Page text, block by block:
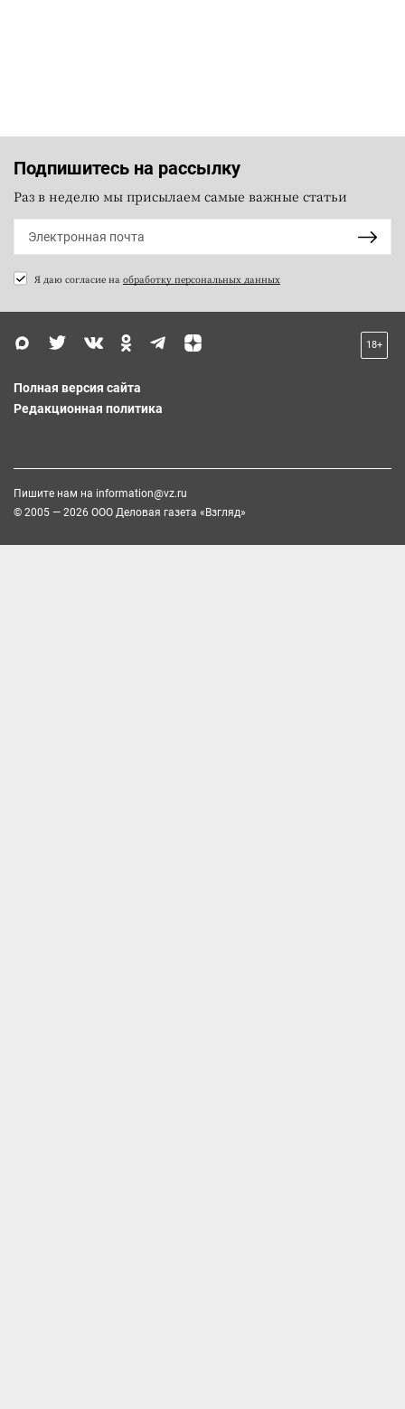
Подпишитесь на рассылку
Раз в неделю мы присылаем самые важные статьи
Я даю согласие на обработку персональных данных
18+
Полная версия сайта
Редакционная политика
Пишите нам на information@vz.ru
© 2005 — 2026 ООО Деловая газета «Взгляд»